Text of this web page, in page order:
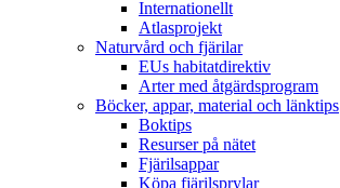
Internationellt
Atlasprojekt
Naturvård och fjärilar
EUs habitatdirektiv
Arter med åtgärdsprogram
Böcker, appar, material och länktips
Boktips
Resurser på nätet
Fjärilsappar
Köpa fjärilsprylar